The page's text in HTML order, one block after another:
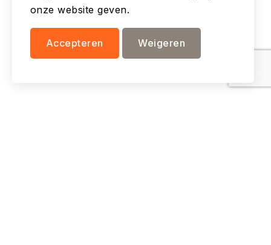
onze website geven.
Accepteren Weigeren